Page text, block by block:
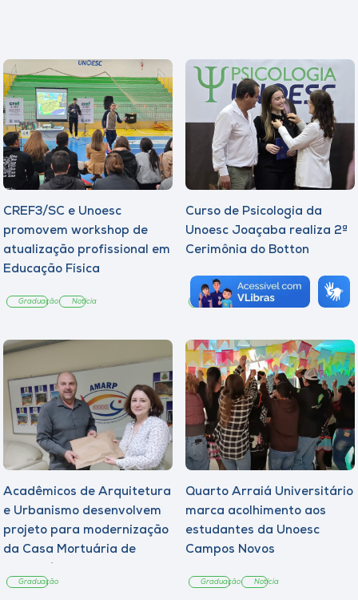
CREF3/SC e Unoesc
promovem workshop de
atualização profissional em
Educação Física
Graduação Notícia
Curso de Psicologia da
Unoesc Joaçaba realiza 2ª
Cerimônia do Botton
Graduação Notícia
Acadêmicos de Arquitetura
e Urbanismo desenvolvem
projeto para modernização
da Casa Mortuária de
Graduação
Quarto Arraiá Universitário
marca acolhimento aos
estudantes da Unoesc
Campos Novos
Graduação Notícia